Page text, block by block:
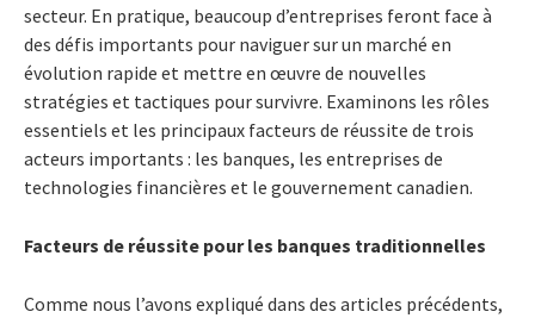
secteur. En pratique, beaucoup d’entreprises feront face à
des défis importants pour naviguer sur un marché en
évolution rapide et mettre en œuvre de nouvelles
stratégies et tactiques pour survivre. Examinons les rôles
essentiels et les principaux facteurs de réussite de trois
acteurs importants : les banques, les entreprises de
technologies financières et le gouvernement canadien.
Facteurs de réussite pour les banques traditionnelles
Comme nous l’avons expliqué dans des articles précédents,